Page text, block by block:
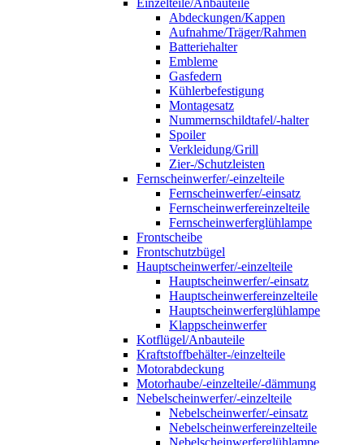
Einzelteile/Anbauteile
Abdeckungen/Kappen
Aufnahme/Träger/Rahmen
Batteriehalter
Embleme
Gasfedern
Kühlerbefestigung
Montagesatz
Nummernschildtafel/-halter
Spoiler
Verkleidung/Grill
Zier-/Schutzleisten
Fernscheinwerfer/-einzelteile
Fernscheinwerfer/-einsatz
Fernscheinwerfereinzelteile
Fernscheinwerferglühlampe
Frontscheibe
Frontschutzbügel
Hauptscheinwerfer/-einzelteile
Hauptscheinwerfer/-einsatz
Hauptscheinwerfereinzelteile
Hauptscheinwerferglühlampe
Klappscheinwerfer
Kotflügel/Anbauteile
Kraftstoffbehälter-/einzelteile
Motorabdeckung
Motorhaube/-einzelteile/-dämmung
Nebelscheinwerfer/-einzelteile
Nebelscheinwerfer/-einsatz
Nebelscheinwerfereinzelteile
Nebelscheinwerferglühlampe